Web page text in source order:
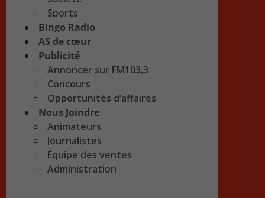
Sports
Bingo Radio
AS de cœur
Publicité
Annoncer sur FM103,3
Concours
Opportunités d’affaires
Nous Joindre
Animateurs
Journalistes
Équipe des ventes
Administration